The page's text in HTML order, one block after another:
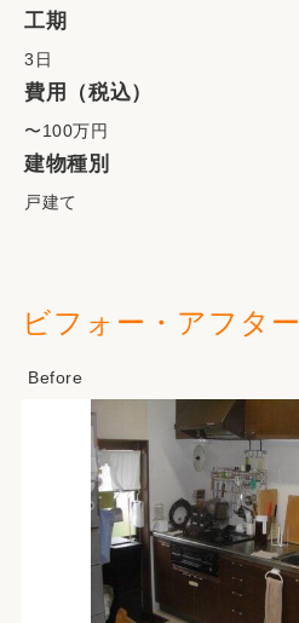
工期
3日
費用（税込）
〜100万円
建物種別
戸建て
ビフォー・アフター